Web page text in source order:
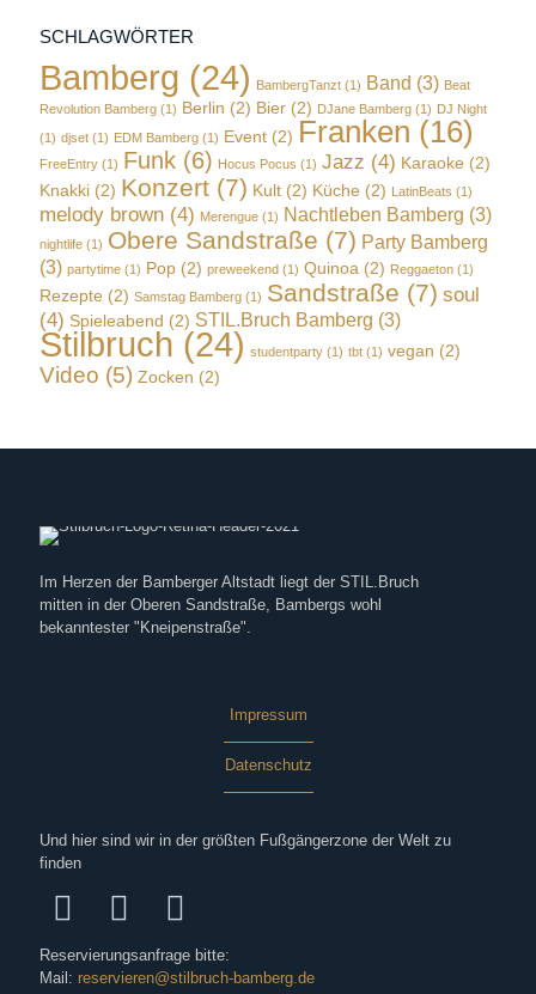
SCHLAGWÖRTER
Bamberg (24) BambergTanzt (1) Band (3) Beat
Revolution Bamberg (1) Berlin (2) Bier (2) DJane Bamberg (1) DJ Night
(1) djset (1) EDM Bamberg (1) Event (2) Franken (16)
FreeEntry (1) Funk (6) Hocus Pocus (1) Jazz (4) Karaoke (2)
Knakki (2) Konzert (7) Kult (2) Küche (2) LatinBeats (1)
melody brown (4) Merengue (1) Nachtleben Bamberg (3)
nightlife (1) Obere Sandstraße (7) Party Bamberg
(3) partytime (1) Pop (2) preweekend (1) Quinoa (2) Reggaeton (1)
Rezepte (2) Samstag Bamberg (1) Sandstraße (7) soul
(4) Spieleabend (2) STIL.Bruch Bamberg (3)
Stilbruch(24) studentparty (1) tbt (1) vegan (2)
Video (5) Zocken (2)
Im Herzen der Bamberger Altstadt liegt der STIL.Bruch
mitten in der Oberen Sandstraße, Bambergs wohl
bekanntester "Kneipenstraße".
Impressum
Datenschutz
Und hier sind wir in der größten Fußgängerzone der Welt zu
finden
Reservierungsanfrage bitte:
Mail: reservieren@stilbruch-bamberg.de